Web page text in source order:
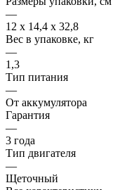
—
12 х 14,4 х 32,8
Вес в упаковке, кг
—
1,3
Тип питания
—
От аккумулятора
Гарантия
—
3 года
Тип двигателя
—
Щеточный